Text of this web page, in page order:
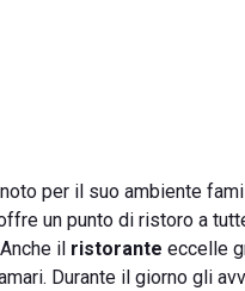
per il suo ambiente
un punto di ristoro a
il ristorante eccelle
Durante il giorno gli